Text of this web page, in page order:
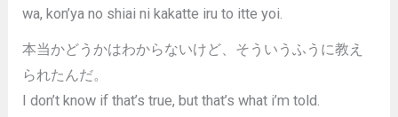
wa, kon’ya no shiai ni kakatte iru to itte yoi.
本当かどうかはわからないけど、そういうふうに教え
られたんだ。
I don’t know if that’s true, but that’s what i’m told.